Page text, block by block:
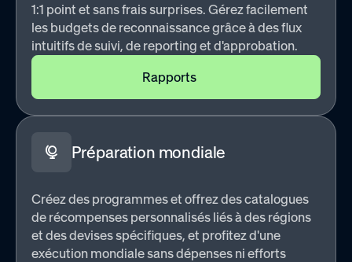
1:1 point et sans frais surprises. Gérez facilement
les budgets de reconnaissance grâce à des flux
intuitifs de suivi, de reporting et d'approbation.
Rapports
Préparation mondiale
Créez des programmes et offrez des catalogues
de récompenses personnalisés liés à des régions
et des devises spécifiques, et profitez d'une
exécution mondiale sans dépenses ni efforts